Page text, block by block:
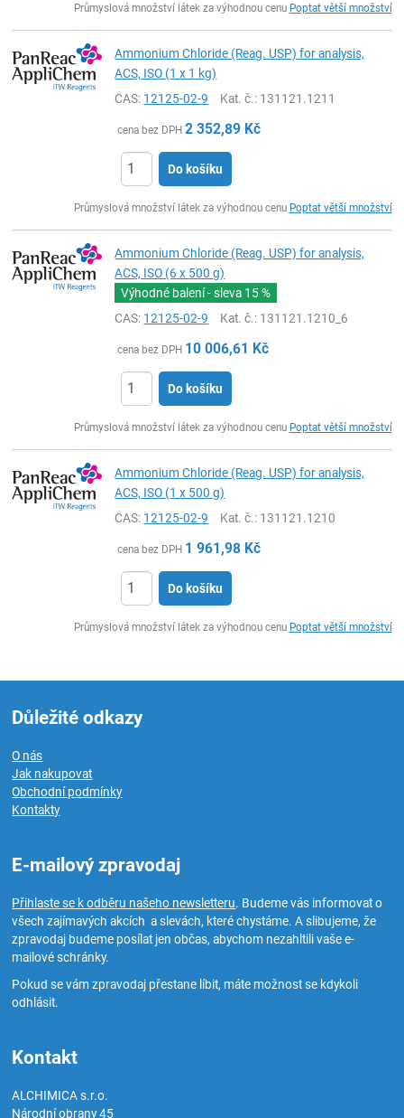
Průmyslová množství látek za výhodnou cenu Poptat větší množství
Ammonium Chloride (Reag. USP) for analysis,
ACS, ISO (1 x 1 kg)
CAS: 12125-02-9 Kat. č.: 131121.1211
cena bez DPH 2 352,89 Kč
Do košíku
Průmyslová množství látek za výhodnou cenu Poptat větší množství
Ammonium Chloride (Reag. USP) for analysis,
ACS, ISO (6 x 500 g)
Výhodné balení - sleva 15 %
CAS: 12125-02-9 Kat. č.: 131121.1210_6
cena bez DPH 10 006,61 Kč
Do košíku
Průmyslová množství látek za výhodnou cenu Poptat větší množství
Ammonium Chloride (Reag. USP) for analysis,
ACS, ISO (1 x 500 g)
CAS: 12125-02-9 Kat. č.: 131121.1210
cena bez DPH 1 961,98 Kč
Do košíku
Průmyslová množství látek za výhodnou cenu Poptat větší množství
Důležité odkazy
O nás
Jak nakupovat
Obchodní podmínky
Kontakty
E-mailový zpravodaj
Přihlaste se k odběru našeho newsletteru. Budeme vás informovat o
všech zajímavých akcích a slevách, které chystáme. A slibujeme, že
zpravodaj budeme posílat jen občas, abychom nezahltili vaše e-
mailové schránky.
Pokud se vám zpravodaj přestane líbit, máte možnost se kdykoli
odhlásit.
Kontakt
ALCHIMICA s.r.o.
Národní obrany 45